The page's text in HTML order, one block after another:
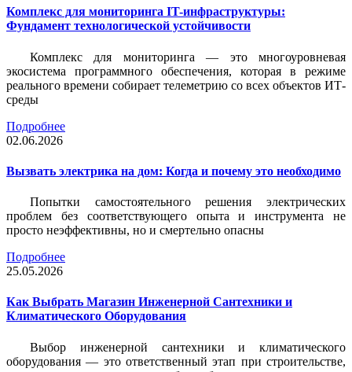
Комплекс для мониторинга IT-инфраструктуры:
Фундамент технологической устойчивости
Комплекс для мониторинга — это многоуровневая
экосистема программного обеспечения, которая в режиме
реального времени собирает телеметрию со всех объектов ИТ-
среды
Подробнее
02.06.2026
Вызвать электрика на дом: Когда и почему это необходимо
Попытки самостоятельного решения электрических
проблем без соответствующего опыта и инструмента не
просто неэффективны, но и смертельно опасны
Подробнее
25.05.2026
Как Выбрать Магазин Инженерной Сантехники и
Климатического Оборудования
Выбор инженерной сантехники и климатического
оборудования — это ответственный этап при строительстве,